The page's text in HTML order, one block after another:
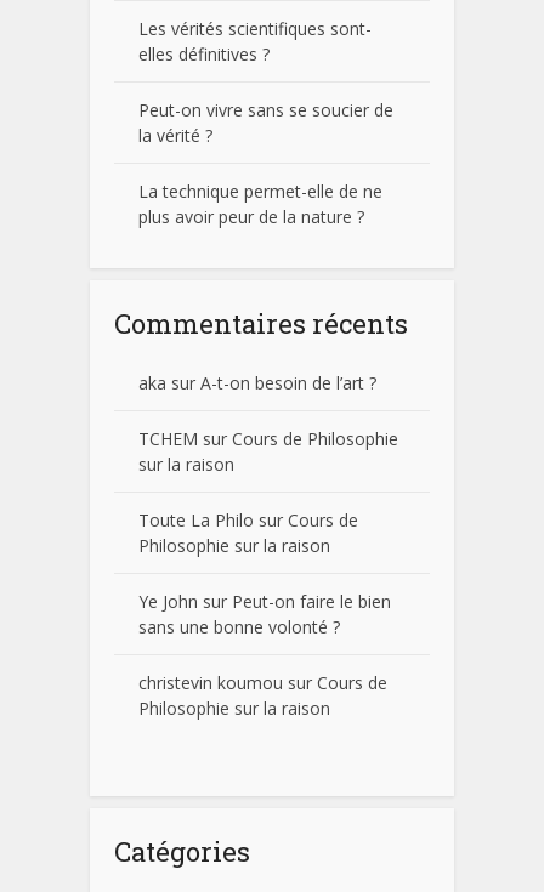
Les vérités scientifiques sont-
elles définitives ?
Peut-on vivre sans se soucier de
la vérité ?
La technique permet-elle de ne
plus avoir peur de la nature ?
Commentaires récents
aka sur A-t-on besoin de l’art ?
TCHEM sur Cours de Philosophie
sur la raison
Toute La Philo sur Cours de
Philosophie sur la raison
Ye John sur Peut-on faire le bien
sans une bonne volonté ?
christevin koumou sur Cours de
Philosophie sur la raison
Catégories